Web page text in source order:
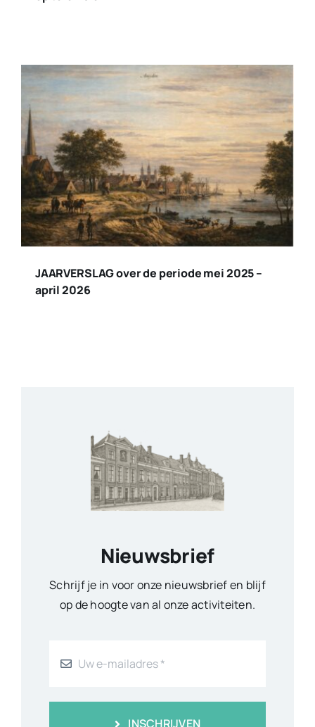
JAARVERSLAG over de periode mei 2025 –
april 2026
Nieuwsbrief
Schrijf je in voor onze nieuwsbrief en blijf
op de hoogte van al onze activiteiten.
INSCHRIJVEN